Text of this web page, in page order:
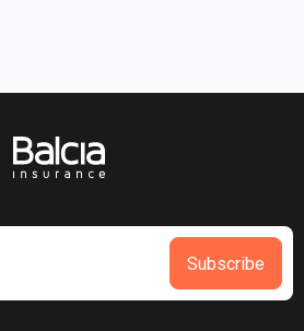
Subscribe